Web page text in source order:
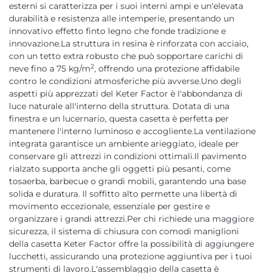
esterni si caratterizza per i suoi interni ampi e un'elevata
durabilità e resistenza alle intemperie, presentando un
innovativo effetto finto legno che fonde tradizione e
innovazione.La struttura in resina è rinforzata con acciaio,
con un tetto extra robusto che può sopportare carichi di
neve fino a 75 kg/m2, offrendo una protezione affidabile
contro le condizioni atmosferiche più avverse.Uno degli
aspetti più apprezzati del Keter Factor è l'abbondanza di
luce naturale all'interno della struttura. Dotata di una
finestra e un lucernario, questa casetta è perfetta per
mantenere l'interno luminoso e accogliente.La ventilazione
integrata garantisce un ambiente arieggiato, ideale per
conservare gli attrezzi in condizioni ottimali.Il pavimento
rialzato supporta anche gli oggetti più pesanti, come
tosaerba, barbecue o grandi mobili, garantendo una base
solida e duratura. Il soffitto alto permette una libertà di
movimento eccezionale, essenziale per gestire e
organizzare i grandi attrezzi.Per chi richiede una maggiore
sicurezza, il sistema di chiusura con comodi maniglioni
della casetta Keter Factor offre la possibilità di aggiungere
lucchetti, assicurando una protezione aggiuntiva per i tuoi
strumenti di lavoro.L'assemblaggio della casetta è